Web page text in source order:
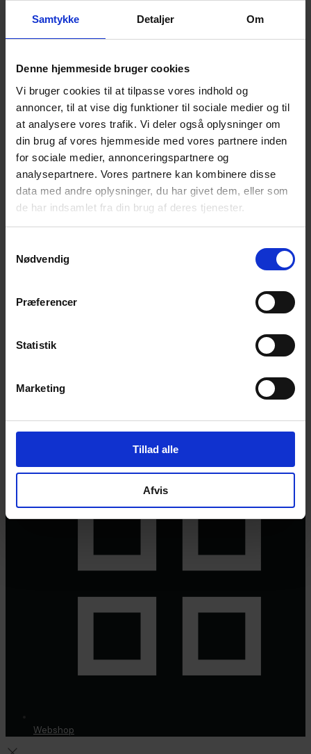
Samtykke Detaljer Om
Denne hjemmeside bruger cookies
Vi bruger cookies til at tilpasse vores indhold og
annoncer, til at vise dig funktioner til sociale medier og til
at analysere vores trafik. Vi deler også oplysninger om
din brug af vores hjemmeside med vores partnere inden
for sociale medier, annonceringspartnere og
analysepartnere. Vores partnere kan kombinere disse
data med andre oplysninger, du har givet dem, eller som
de har indsamlet fra din brug af deres tjenester.
Nødvendig
Præferencer
Statistik
Marketing
Tillad alle
Afvis
Bogpakker
Postkort og plakater
Fantasirejser
Nyhedsbrev
Bliv en del af universet
Få magiske nyheder om bøger, malebøger og
inspiration direkte i din indbakke.
© 2026 Eva Ehler | Himmelheltene | CVR:26639670
Webshop